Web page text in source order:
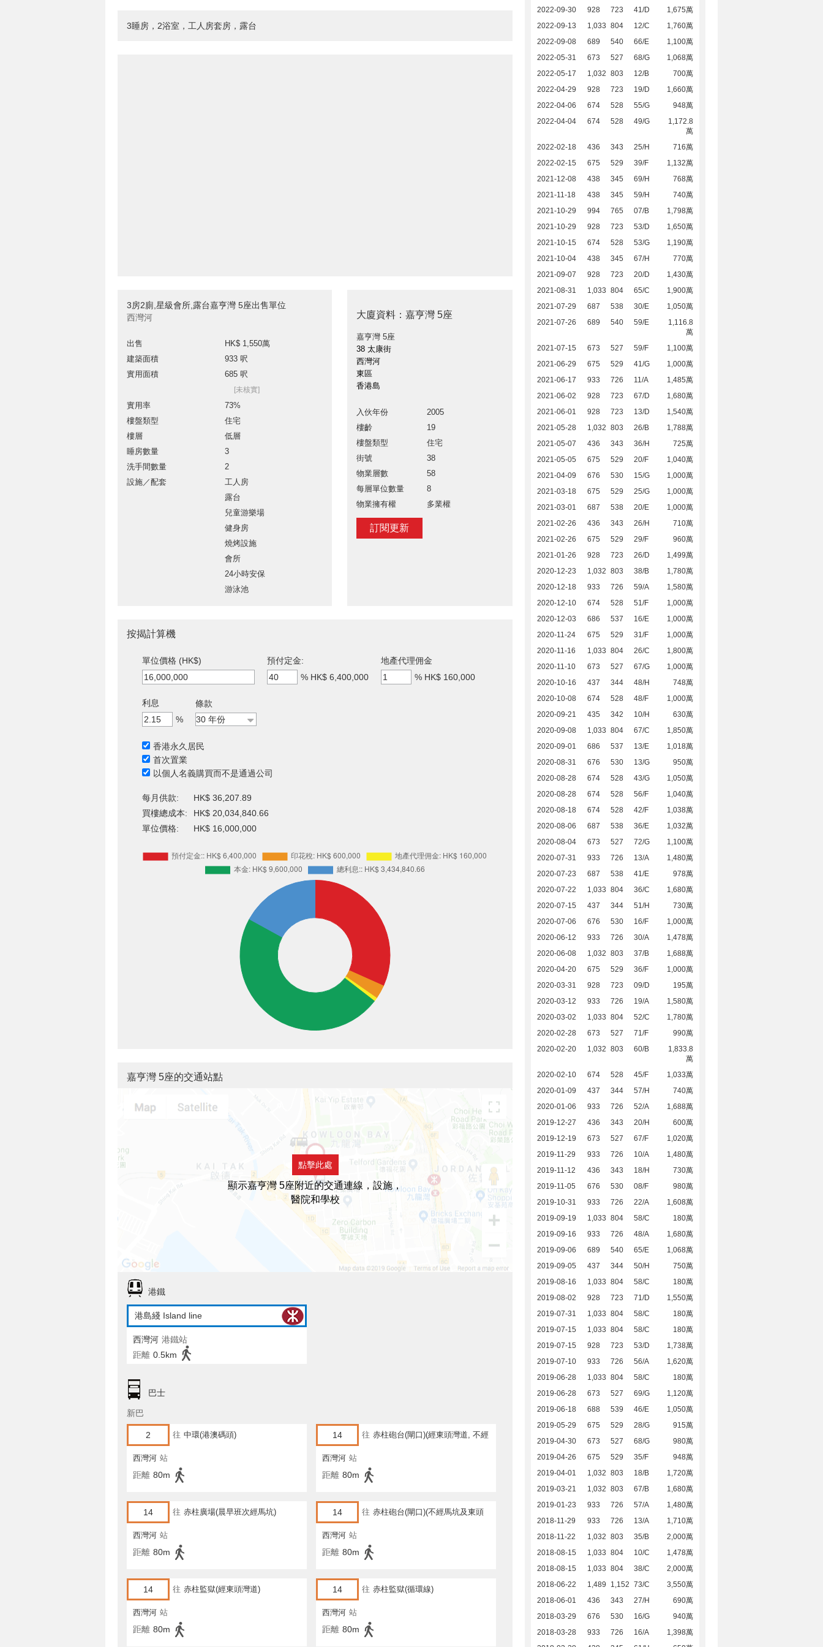
3睡房，2浴室，工人房套房，露台
3房2廁,星級會所,露台嘉亨灣 5座出售單位
西灣河
出售
HK$ 1,550萬
建築面積
933 呎
實用面積
685 呎
[未核實]
實用率
73%
樓盤類型
住宅
樓層
低層
睡房數量
3
洗手間數量
2
設施／配套
工人房
露台
兒童游樂場
健身房
燒烤設施
會所
24小時安保
游泳池
大廈資料：嘉亨灣 5座
嘉亨灣 5座
38 太康街
西灣河
東區
香港島
入伙年份
2005
樓齡
19
樓盤類型
住宅
街號
38
物業層數
58
每層單位數量
8
物業擁有權
多業權
訂閱更新
2022-09-30 928 723 41/D
1,675萬
2022-09-13
1,033 804 12/C
1,760萬
2022-09-08
689 540 66/E
1,100萬
2022-05-31
673 527 68/G
1,068萬
2022-05-17
1,032 803 12/B
700萬
2022-04-29
928 723 19/D
1,660萬
2022-04-06
674 528 55/G
948萬
2022-04-04
674 528 49/G
1,172.8
萬
2022-02-18
436 343 25/H
716萬
2022-02-15
675 529 39/F
1,132萬
2021-12-08
438 345 69/H
768萬
2021-11-18
438 345 59/H
740萬
2021-10-29
994 765 07/B
1,798萬
2021-10-29
928 723 53/D
1,650萬
2021-10-15
674 528 53/G
1,190萬
2021-10-04
438 345 67/H
770萬
2021-09-07
928 723 20/D
1,430萬
2021-08-31
1,033 804 65/C
1,900萬
2021-07-29
687 538 30/E
1,050萬
2021-07-26
689 540 59/E
1,116.8
萬
2021-07-15
673 527 59/F
1,100萬
2021-06-29
675 529 41/G
1,000萬
2021-06-17
933 726 11/A
1,485萬
2021-06-02
928 723 67/D
1,680萬
2021-06-01
928 723 13/D
1,540萬
2021-05-28
1,032 803 26/B
1,788萬
2021-05-07
436 343 36/H
725萬
2021-05-05
675 529 20/F
1,040萬
2021-04-09
676 530 15/G
1,000萬
2021-03-18
675 529 25/G
1,000萬
2021-03-01
687 538 20/E
1,000萬
2021-02-26
436 343 26/H
710萬
2021-02-26
675 529 29/F
960萬
2021-01-26
928 723 26/D
1,499萬
2020-12-23
1,032 803 38/B
1,780萬
2020-12-18
933 726 59/A
1,580萬
2020-12-10
674 528 51/F
1,000萬
2020-12-03
686 537 16/E
1,000萬
2020-11-24
675 529 31/F
1,000萬
2020-11-16
1,033 804 26/C
1,800萬
2020-11-10
673 527 67/G
1,000萬
2020-10-16
437 344 48/H
748萬
2020-10-08
674 528 48/F
1,000萬
2020-09-21
435 342 10/H
630萬
2020-09-08
1,033 804 67/C
1,850萬
2020-09-01
686 537 13/E
1,018萬
2020-08-31
676 530 13/G
950萬
2020-08-28
674 528 43/G
1,050萬
2020-08-28
674 528 56/F
1,040萬
2020-08-18
674 528 42/F
1,038萬
2020-08-06
687 538 36/E
1,032萬
2020-08-04
673 527 72/G
1,100萬
2020-07-31
933 726 13/A
1,480萬
2020-07-23
687 538 41/E
978萬
2020-07-22
1,033 804 36/C
1,680萬
2020-07-15
437 344 51/H
730萬
2020-07-06
676 530 16/F
1,000萬
2020-06-12
933 726 30/A
1,478萬
2020-06-08
1,032 803 37/B
1,688萬
2020-04-20
675 529 36/F
1,000萬
2020-03-31
928 723 09/D
195萬
2020-03-12
933 726 19/A
1,580萬
2020-03-02
1,033 804 52/C
1,780萬
2020-02-28
673 527 71/F
990萬
2020-02-20
1,032 803 60/B
1,833.8
萬
2020-02-10
674 528 45/F
1,033萬
2020-01-09
437 344 57/H
740萬
2020-01-06
933 726 52/A
1,688萬
2019-12-27
436 343 20/H
600萬
2019-12-19
673 527 67/F
1,020萬
2019-11-29
933 726 10/A
1,480萬
2019-11-12
436 343 18/H
730萬
2019-11-05
676 530 08/F
980萬
2019-10-31
933 726 22/A
1,608萬
2019-09-19
1,033 804 58/C
180萬
2019-09-16
933 726 48/A
1,680萬
2019-09-06
689 540 65/E
1,068萬
2019-09-05
437 344 50/H
750萬
2019-08-16
1,033 804 58/C
180萬
2019-08-02
928 723 71/D
1,550萬
2019-07-31
1,033 804 58/C
180萬
2019-07-15
1,033 804 58/C
180萬
2019-07-15
928 723 53/D
1,738萬
2019-07-10
933 726 56/A
1,620萬
2019-06-28
1,033 804 58/C
180萬
2019-06-28
673 527 69/G
1,120萬
2019-06-18
688 539 46/E
1,050萬
2019-05-29
675 529 28/G
915萬
2019-04-30
673 527 68/G
980萬
2019-04-26
675 529 35/F
948萬
2019-04-01
1,032 803 18/B
1,720萬
2019-03-21
1,032 803 67/B
1,680萬
2019-01-23
933 726 57/A
1,480萬
2018-11-29
933 726 13/A
1,710萬
2018-11-22
1,032 803 35/B
2,000萬
2018-08-15
1,033 804 10/C
1,478萬
2018-08-15
1,033 804 38/C
2,000萬
2018-06-22
1,489 1,152 73/C
3,550萬
2018-06-01
436 343 27/H
690萬
2018-03-29
676 530 16/G
940萬
2018-03-28
933 726 16/A
1,398萬
按揭計算機
單位價格 (HK$)
預付定金:
% HK$ 6,400,000
地產代理佣金
% HK$ 160,000
利息
%
條款
香港永久居民
首次置業
以個人名義購買而不是通過公司
每月供款:
HK$ 36,207.89
買樓總成本:
HK$ 20,034,840.66
單位價格:
HK$ 16,000,000
嘉亨灣 5座的交通站點
點擊此處
顯示嘉亨灣 5座附近的交通連線，設施，
醫院和學校
港鐵
港島綫 Island line
西灣河 港鐵站
距離 0.5km
巴士
新巴
2 往 中環(港澳碼頭)
西灣河 站
距離 80m
14 往 赤柱砲台(閘口)(經東頭灣道, 不經
西灣河 站
距離 80m
14 往 赤柱廣場(晨早班次經馬坑)
西灣河 站
距離 80m
14 往 赤柱砲台(閘口)(不經馬坑及東頭
西灣河 站
距離 80m
14 往 赤柱監獄(經東頭灣道)
西灣河 站
距離 80m
14 往 赤柱監獄(循環線)
西灣河 站
距離 80m